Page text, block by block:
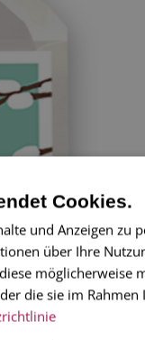
Cookies.
und Anzeigen zu
über Ihre
die sie im